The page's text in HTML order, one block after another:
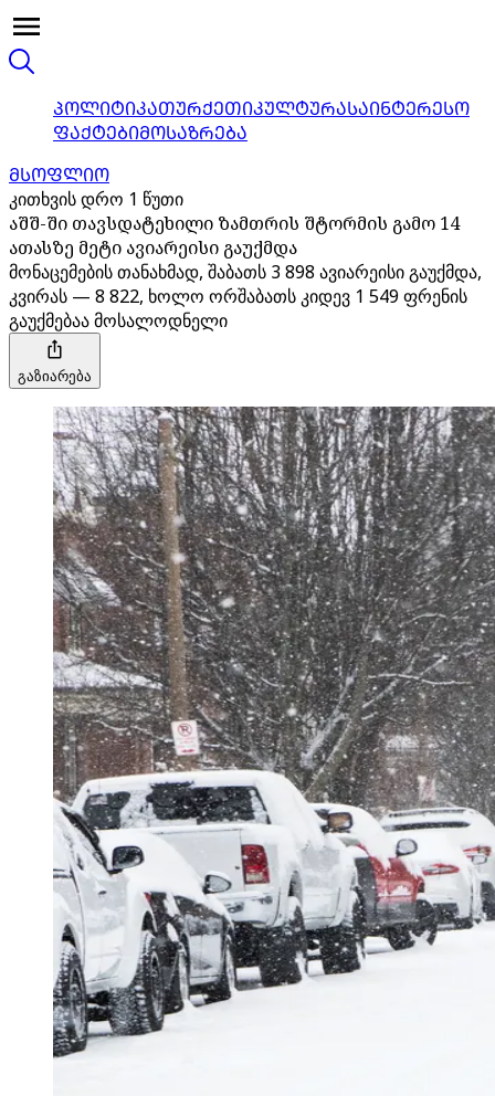
ᲞᲝᲚᲘᲢᲘᲙᲐᲗᲣᲠᲥᲔᲗᲘᲙᲣᲚᲢᲣᲠᲐᲡᲐᲘᲜᲢᲔᲠᲔᲡᲝ
ᲤᲐᲥᲢᲔᲑᲘᲛᲝᲡᲐᲖᲠᲔᲑᲐ
ᲛᲡᲝᲤᲚᲘᲝ
კითხვის დრო 1 წუთი
აშშ-ში თავსდატეხილი ზამთრის შტორმის გამო 14
ათასზე მეტი ავიარეისი გაუქმდა
მონაცემების თანახმად, შაბათს 3 898 ავიარეისი გაუქმდა,
კვირას — 8 822, ხოლო ორშაბათს კიდევ 1 549 ფრენის
გაუქმებაა მოსალოდნელი
გაზიარება